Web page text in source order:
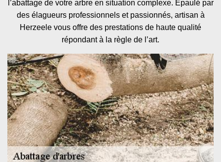
l’abattage de votre arbre en situation complexe. Epaulé par
des élagueurs professionnels et passionnés, artisan à
Herzeele vous offre des prestations de haute qualité
répondant à la règle de l’art.